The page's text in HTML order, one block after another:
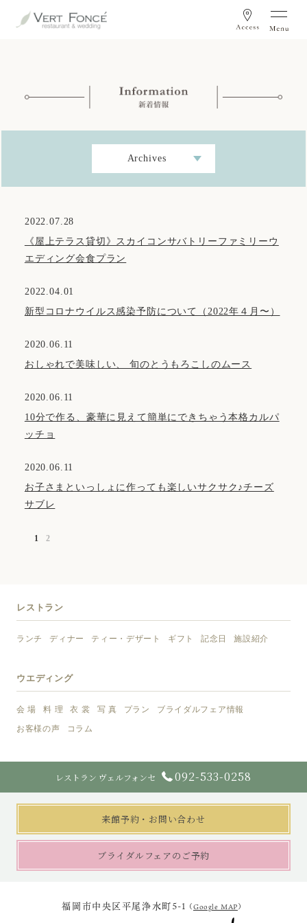
Archives
2022.07.28
《屋上テラス貸切》スカイコンサバトリーファミリーウ
エディング会食プラン
2022.04.01
新型コロナウイルス感染予防について（2022年４月〜）
2020.06.11
おしゃれで美味しい、 旬のとうもろこしのムース
2020.06.11
10分で作る、豪華に見えて簡単にできちゃう本格カルパ
ッチョ
2020.06.11
お子さまといっしょに作っても楽しいサクサク♪チーズ
サブレ
1 2
レストラン
ランチ ディナー ティー・デザート ギフト 記念日 施設紹介
ウエディング
会 場 料 理 衣 裳 写 真 プラン
ブライダルフェア情報
お客様の声
コラム
レストラン ヴェルフォンセ 092-533-0258
来館予約・お問い合わせ
ブライダルフェアのご予約
福岡市中央区平尾浄水町5-1 （Google MAP）